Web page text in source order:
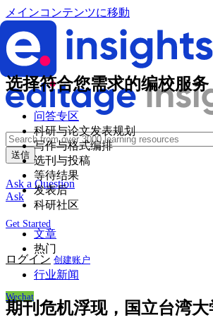
メインコンテンツに移動
Ask a Question
Ask
Get Started
ログイン 创建账户
Wechat
选择符合您需求的编校服务
问答专区
科研与论文发表规划
写作与格式编排
选刊与投稿
等待结果
发表后
科研社区
文章
热门
行业新闻
期刊危机浮现，国立台湾